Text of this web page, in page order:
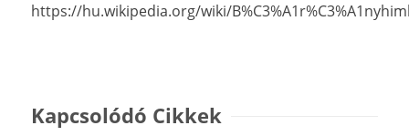
https://hu.wikipedia.org/wiki/
Kapcsolódó Cikkek